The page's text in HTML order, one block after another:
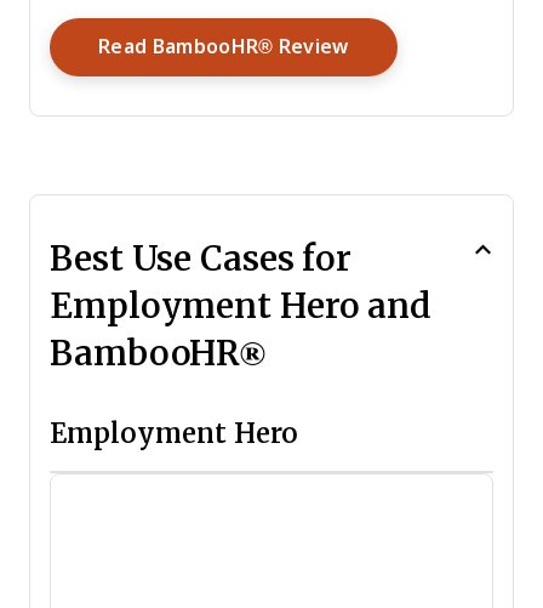
Read BambooHR® ReviewOpens New Window
Best Use Cases for
Employment Hero and
BambooHR®
Employment Hero